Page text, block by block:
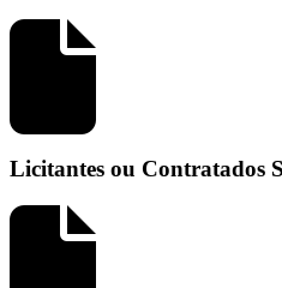
Licitantes ou Contratados